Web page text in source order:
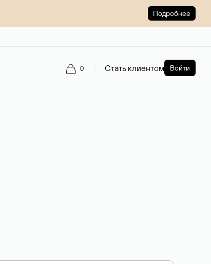
Подробнее
0 Стать клиентом Войти